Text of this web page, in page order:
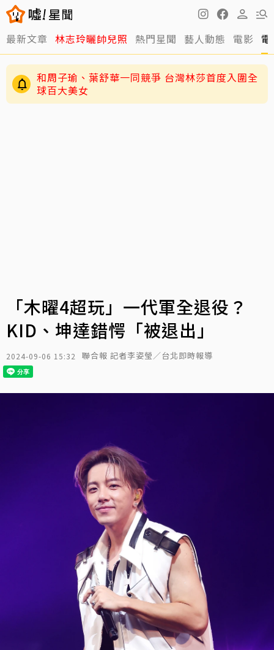
最新文章 林志玲曬帥兒照 熱門星聞 藝人動態 電影
和周子瑜、葉舒華一同競爭 台灣林莎首度入圍全
球百大美女
「木曜4超玩」一代軍全退役？
KID、坤達錯愕「被退出」
2024-09-06 15:32 聯合報 記者李姿瑩／台北即時報導